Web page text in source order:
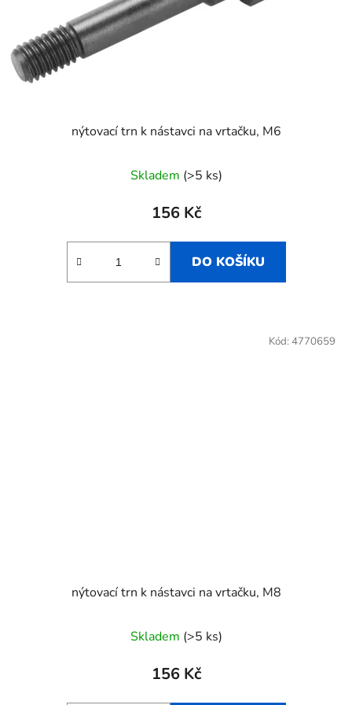
nýtovací trn k nástavci na vrtačku, M6
Skladem (>5 ks)
156 Kč
DO KOŠÍKU
nýtovací trn k nástavci na vrtačku, M8
Skladem (>5 ks)
156 Kč
Kód: 4770659